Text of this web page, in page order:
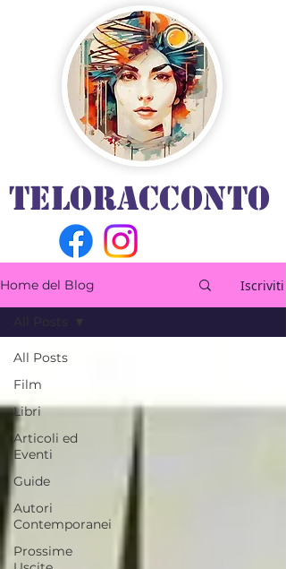
TELORACCONTO
Home del Blog Iscriviti
All Posts
Film
Libri
Articoli ed
Eventi
Guide
Autori
Contemporanei
Prossime